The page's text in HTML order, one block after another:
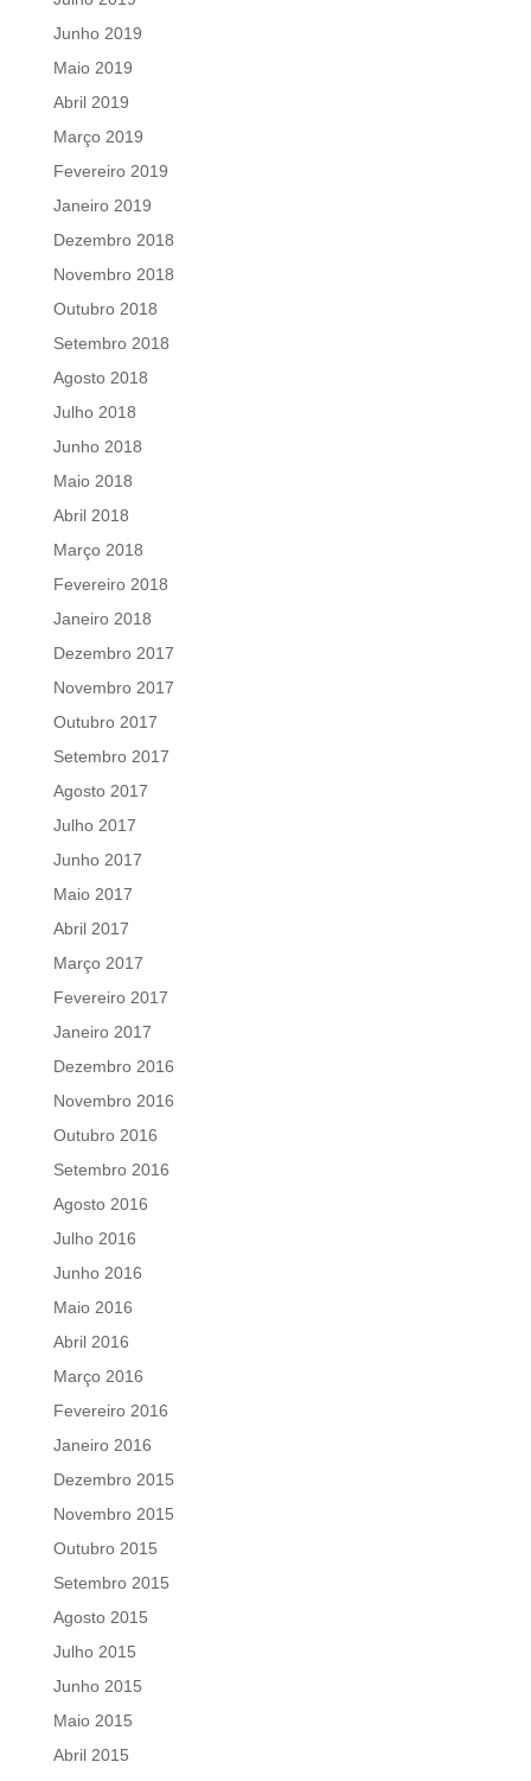
Junho 2019
Maio 2019
Abril 2019
Março 2019
Fevereiro 2019
Janeiro 2019
Dezembro 2018
Novembro 2018
Outubro 2018
Setembro 2018
Agosto 2018
Julho 2018
Junho 2018
Maio 2018
Abril 2018
Março 2018
Fevereiro 2018
Janeiro 2018
Dezembro 2017
Novembro 2017
Outubro 2017
Setembro 2017
Agosto 2017
Julho 2017
Junho 2017
Maio 2017
Abril 2017
Março 2017
Fevereiro 2017
Janeiro 2017
Dezembro 2016
Novembro 2016
Outubro 2016
Setembro 2016
Agosto 2016
Julho 2016
Junho 2016
Maio 2016
Abril 2016
Março 2016
Fevereiro 2016
Janeiro 2016
Dezembro 2015
Novembro 2015
Outubro 2015
Setembro 2015
Agosto 2015
Julho 2015
Junho 2015
Maio 2015
Abril 2015